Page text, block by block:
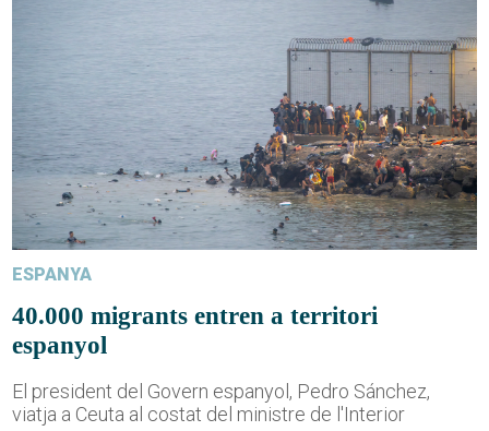
ESPANYA
40.000 migrants entren a territori
espanyol
El president del Govern espanyol, Pedro Sánchez,
viatja a Ceuta al costat del ministre de l'Interior